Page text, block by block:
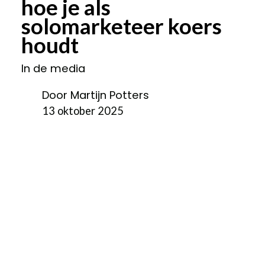
hoe je als
solomarketeer koers
houdt
In de media
Door Martijn Potters
13 oktober 2025